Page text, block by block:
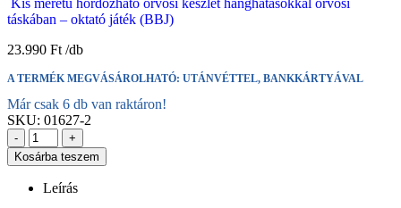
táskában – oktató játék (BBJ)
23.990 Ft
A TERMÉK MEGVÁSÁROLHATÓ: UTÁNVÉTTEL, BANKKÁRTYÁVAL
Már csak 6 db van raktáron!
SKU: 01627-2
-
+
Kosárba teszem
Leírás